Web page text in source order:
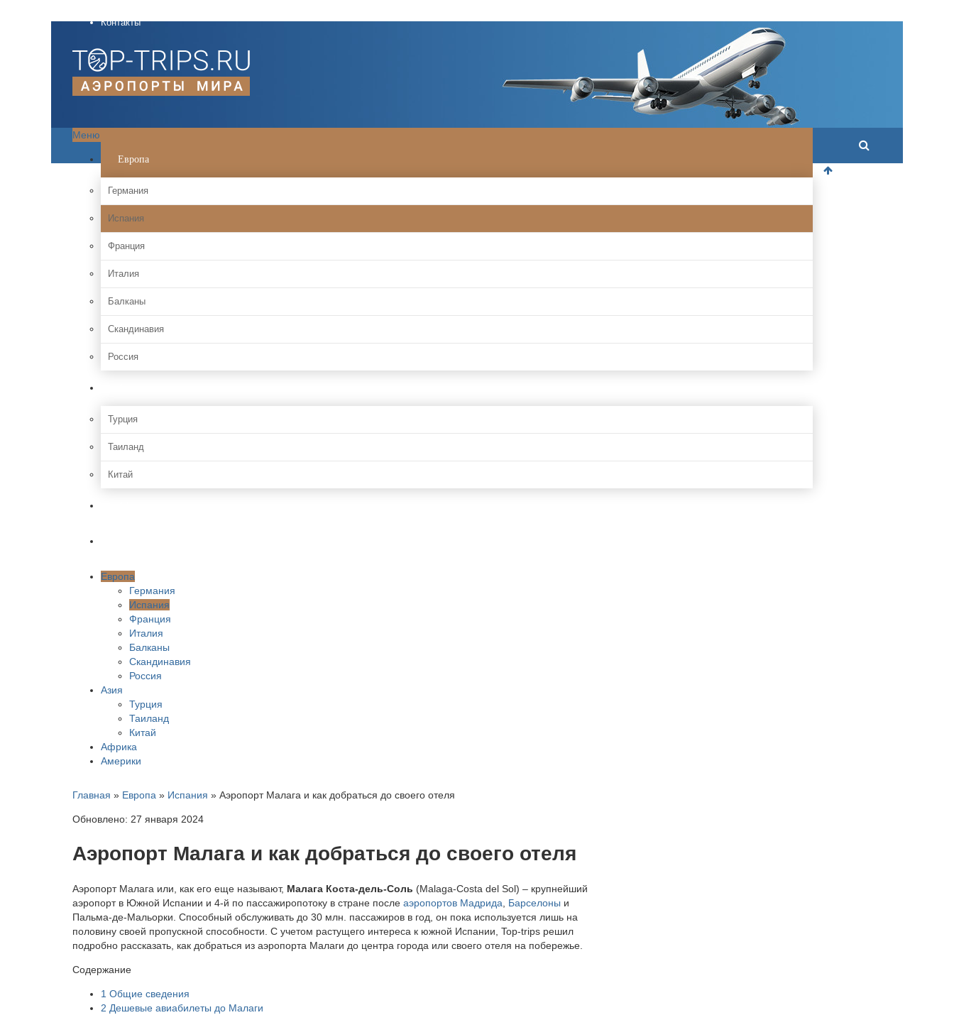
Контакты
Меню
Европа
Германия
Испания
Франция
Италия
Балканы
Скандинавия
Россия
Турция
Таиланд
Китай
Европа
Германия
Испания
Франция
Италия
Балканы
Скандинавия
Россия
Азия
Турция
Таиланд
Китай
Африка
Америки
Главная » Европа » Испания » Аэропорт Малага и как добраться до своего отеля
Обновлено: 27 января 2024
Аэропорт Малага и как добраться до своего отеля
Аэропорт Малага или, как его еще называют, Малага Коста-дель-Соль (Malaga-Costa del Sol) – крупнейший
аэропорт в Южной Испании и 4-й по пассажиропотоку в стране после аэропортов Мадрида Барселоны и
Пальма-де-Мальорки. Способный обслуживать до 30 млн. пассажиров в год, он пока используется лишь на
половину своей пропускной способности. С учетом растущего интереса к южной Испании, Top-trips решил
подробно рассказать, как добраться из аэропорта Малаги до центра города или своего отеля на побережье.
Содержание
1 Общие сведения
2 Дешевые авиабилеты до Малаги